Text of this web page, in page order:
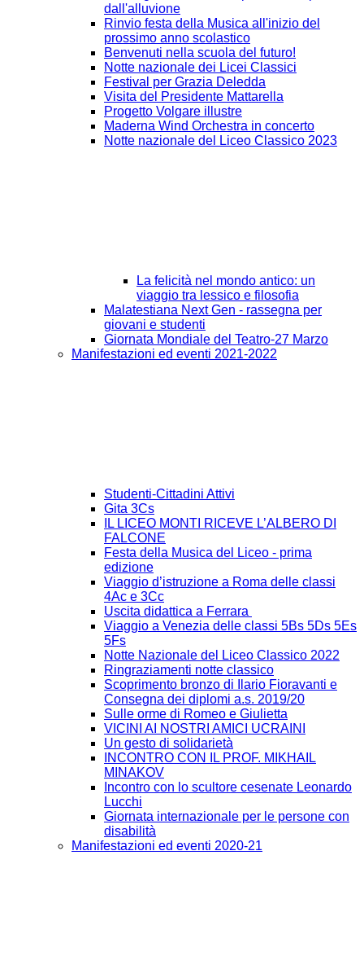
dall'alluvione
Rinvio festa della Musica all'inizio del
prossimo anno scolastico
Benvenuti nella scuola del futuro!
Notte nazionale dei Licei Classici
Festival per Grazia Deledda
Visita del Presidente Mattarella
Progetto Volgare illustre
Maderna Wind Orchestra in concerto
Notte nazionale del Liceo Classico 2023
La felicità nel mondo antico: un
viaggio tra lessico e filosofia
Malatestiana Next Gen - rassegna per
giovani e studenti
Giornata Mondiale del Teatro-27 Marzo
Manifestazioni ed eventi 2021-2022
Studenti-Cittadini Attivi
Gita 3Cs
IL LICEO MONTI RICEVE L’ALBERO DI
FALCONE
Festa della Musica del Liceo - prima
edizione
Viaggio d’istruzione a Roma delle classi
4Ac e 3Cc
Uscita didattica a Ferrara
Viaggio a Venezia delle classi 5Bs 5Ds 5Es
5Fs
Notte Nazionale del Liceo Classico 2022
Ringraziamenti notte classico
Scoprimento bronzo di Ilario Fioravanti e
Consegna dei diplomi a.s. 2019/20
Sulle orme di Romeo e Giulietta
VICINI AI NOSTRI AMICI UCRAINI
Un gesto di solidarietà
INCONTRO CON IL PROF. MIKHAIL
MINAKOV
Incontro con lo scultore cesenate Leonardo
Lucchi
Giornata internazionale per le persone con
disabilità
Manifestazioni ed eventi 2020-21